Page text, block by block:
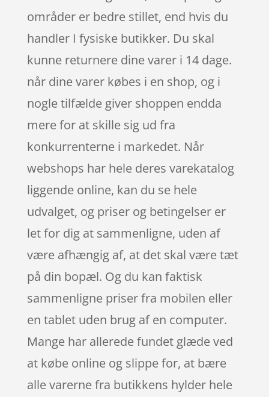
områder er bedre stillet, end hvis du
handler I fysiske butikker. Du skal
kunne returnere dine varer i 14 dage.
når dine varer købes i en shop, og i
nogle tilfælde giver shoppen endda
mere for at skille sig ud fra
konkurrenterne i markedet. Når
webshops har hele deres varekatalog
liggende online, kan du se hele
udvalget, og priser og betingelser er
let for dig at sammenligne, uden af
være afhængig af, at det skal være tæt
på din bopæl. Og du kan faktisk
sammenligne priser fra mobilen eller
en tablet uden brug af en computer.
Mange har allerede fundet glæde ved
at købe online og slippe for, at bære
alle varerne fra butikkens hylder hele